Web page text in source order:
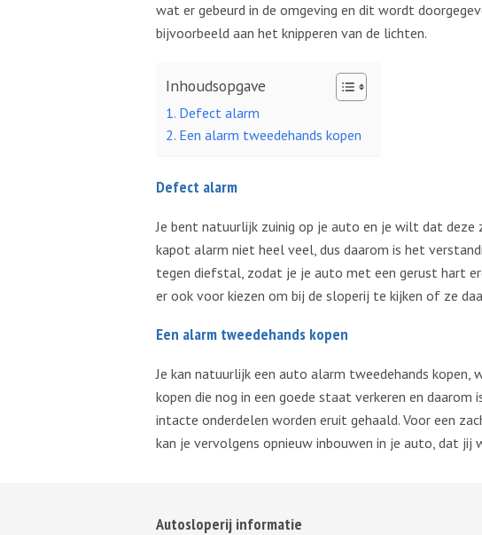
wat er gebeurd in de omgeving en dit wordt
bijvoorbeeld aan het knipperen van de lichten.
Inhoudsopgave
Defect alarm
Een alarm tweedehands kopen
Defect alarm
Je bent natuurlijk zuinig op je auto en je wilt dat deze
kapot alarm niet heel veel, dus daarom is het
tegen diefstal, zodat je je auto met een gerust hart
er ook voor kiezen om bij de sloperij te kijken of ze
Een alarm tweedehands kopen
Je kan natuurlijk een auto alarm tweedehands
kopen die nog in een goede staat verkeren en
intacte onderdelen worden eruit gehaald. Voor een
kan je vervolgens opnieuw inbouwen in je auto, dat jij
Autosloperij informatie